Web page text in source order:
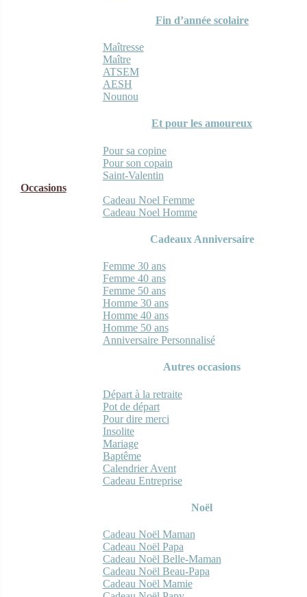
Fin d’année scolaire
Maîtresse
Maître
ATSEM
AESH
Nounou
Et pour les amoureux
Pour sa copine
Pour son copain
Saint-Valentin
Occasions
Cadeau Noel Femme
Cadeau Noel Homme
Cadeaux Anniversaire
Femme 30 ans
Femme 40 ans
Femme 50 ans
Homme 30 ans
Homme 40 ans
Homme 50 ans
Anniversaire Personnalisé
Autres occasions
Départ à la retraite
Pot de départ
Pour dire merci
Insolite
Mariage
Baptême
Calendrier Avent
Cadeau Entreprise
Noël
Cadeau Noël Maman
Cadeau Noël Papa
Cadeau Noël Belle-Maman
Cadeau Noël Beau-Papa
Cadeau Noël Mamie